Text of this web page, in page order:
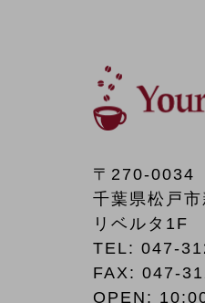
〒270-0034
千葉県松戸
リベルタ1F
TEL: 047-
FAX: 047-
OPEN: